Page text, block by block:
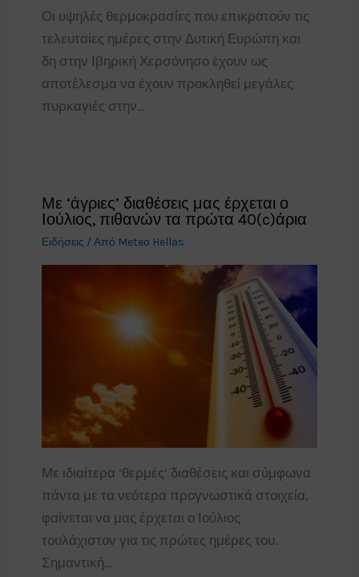
Οι υψηλές θερμοκρασίες που επικρατούν τις
τελευταίες ημέρες στην Δυτική Ευρώπη και
δη στην Ιβηρική Χερσόνησο έχουν ως
αποτέλεσμα να έχουν προκληθεί μεγάλες
πυρκαγιές στην…
Με ‘άγριες’ διαθέσεις μας έρχεται ο
Ιούλιος, πιθανών τα πρώτα 40(c)άρια
Ειδήσεις / Από Meteo Hellas
Με ιδιαίτερα ‘θερμές’ διαθέσεις και σύμφωνα
πάντα με τα νεότερα προγνωστικά στοιχεία,
φαίνεται να μας έρχεται ο Ιούλιος
τουλάχιστον για τις πρώτες ημέρες του.
Σημαντική…